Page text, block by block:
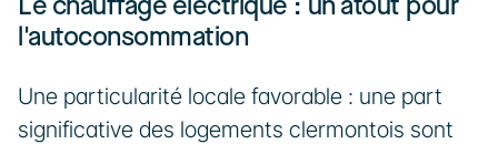
Le chauffage électrique : un atout pour
l'autoconsommation
Une particularité locale favorable : une part
significative des logements clermontois sont